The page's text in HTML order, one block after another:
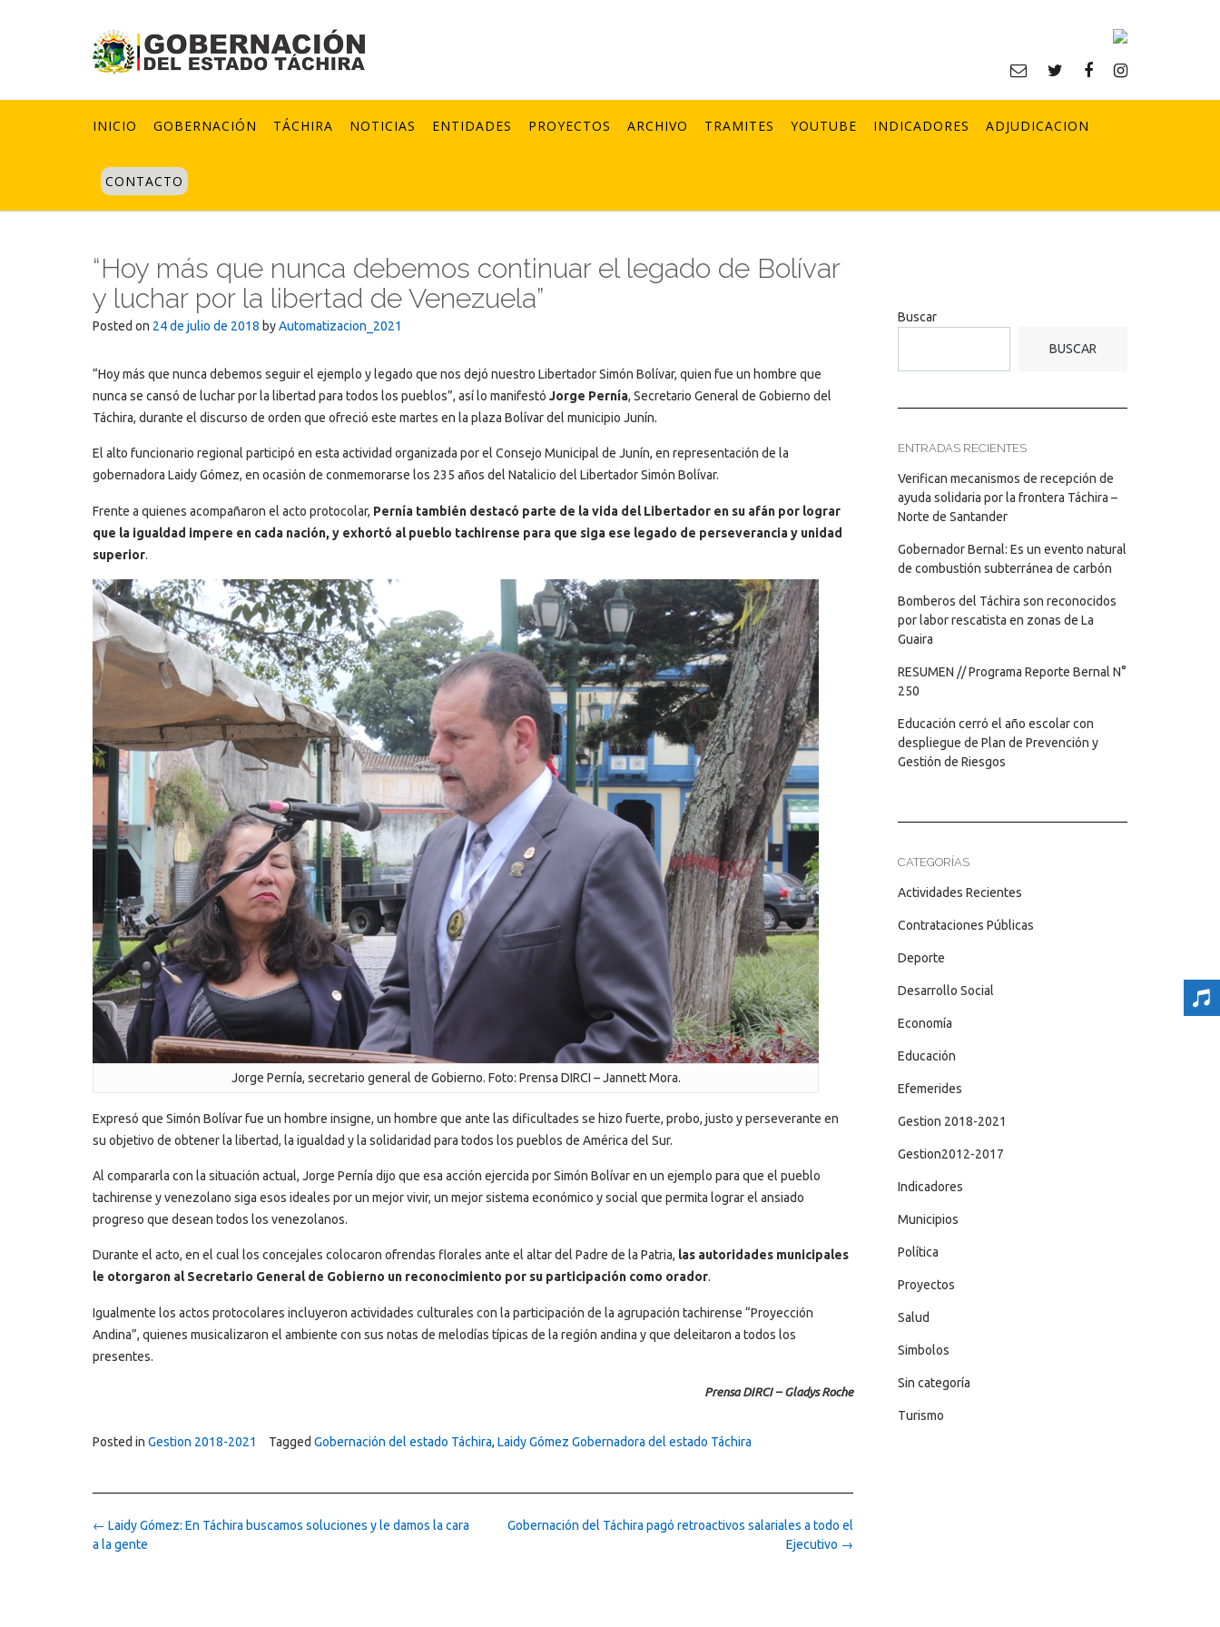
INICIO GOBERNACIÓN TÁCHIRA NOTICIAS ENTIDADES PROYECTOS ARCHIVO TRAMITES YOUTUBE INDICADORES ADJUDICACION
CONTACTO
“Hoy más que nunca debemos continuar el legado de Bolívar
y luchar por la libertad de Venezuela”
Posted on 24 de julio de 2018 byAutomatizacion_2021
“Hoy más que nunca debemos seguir el ejemplo y legado que nos dejó nuestro Libertador Simón Bolívar, quien fue un hombre que
nunca se cansó de luchar por la libertad para todos los pueblos”, así lo manifestó Jorge Pernía, Secretario General de Gobierno del
Táchira, durante el discurso de orden que ofreció este martes en la plaza Bolívar del municipio Junín.
El alto funcionario regional participó en esta actividad organizada por el Consejo Municipal de Junín, en representación de la
gobernadora Laidy Gómez, en ocasión de conmemorarse los 235 años del Natalicio del Libertador Simón Bolívar.
Frente a quienes acompañaron el acto protocolar, Pernía también destacó parte de la vida del Libertador en su afán por lograr
que la igualdad impere en cada nación, y exhortó al pueblo tachirense para que siga ese legado de perseverancia y unidad
superior.
Jorge Pernía, secretario general de Gobierno. Foto: Prensa DIRCI – Jannett Mora.
Expresó que Simón Bolívar fue un hombre insigne, un hombre que ante las dificultades se hizo fuerte, probo, justo y perseverante en
su objetivo de obtener la libertad, la igualdad y la solidaridad para todos los pueblos de América del Sur.
Al compararla con la situación actual, Jorge Pernía dijo que esa acción ejercida por Simón Bolívar en un ejemplo para que el pueblo
tachirense y venezolano siga esos ideales por un mejor vivir, un mejor sistema económico y social que permita lograr el ansiado
progreso que desean todos los venezolanos.
Durante el acto, en el cual los concejales colocaron ofrendas florales ante el altar del Padre de la Patria, las autoridades municipales
le otorgaron al Secretario General de Gobierno un reconocimiento por su participación como orador.
Igualmente los actos protocolares incluyeron actividades culturales con la participación de la agrupación tachirense “Proyección
Andina”, quienes musicalizaron el ambiente con sus notas de melodías típicas de la región andina y que deleitaron a todos los
presentes.
Prensa DIRCI – Gladys Roche
Posted in Gestion 2018-2021 Tagged Gobernación del estado Táchira, Laidy Gómez Gobernadora del estado Táchira
Post
navigation
Gobernación del Táchira pagó retroactivos salariales a todo el
Ejecutivo →
← Laidy Gómez: En Táchira buscamos soluciones y le damos la cara
a la gente
Buscar
BUSCAR
ENTRADAS RECIENTES
Verifican mecanismos de recepción de
ayuda solidaria por la frontera Táchira –
Norte de Santander
Gobernador Bernal: Es un evento natural
de combustión subterránea de carbón
Bomberos del Táchira son reconocidos
por labor rescatista en zonas de La
Guaira
RESUMEN // Programa Reporte Bernal N°
250
Educación cerró el año escolar con
despliegue de Plan de Prevención y
Gestión de Riesgos
CATEGORÍAS
Actividades Recientes
Contrataciones Públicas
Deporte
Desarrollo Social
Economía
Educación
Efemerides
Gestion 2018-2021
Gestion2012-2017
Indicadores
Municipios
Política
Proyectos
Salud
Simbolos
Sin categoría
Turismo